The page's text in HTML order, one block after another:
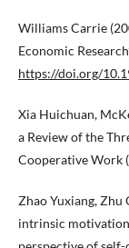
Williams Carrie
Economic
https://doi.org/
Xia Huichuan,
a Review of the
Cooperative Work
Zhao Yuxiang, Zhu
intrinsic